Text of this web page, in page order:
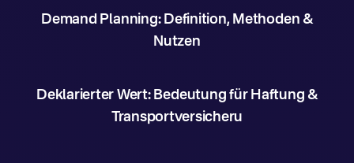
Demand Planning: Definition, Methoden &
Nutzen
Deklarierter Wert: Bedeutung für Haftung &
Transportversicheru